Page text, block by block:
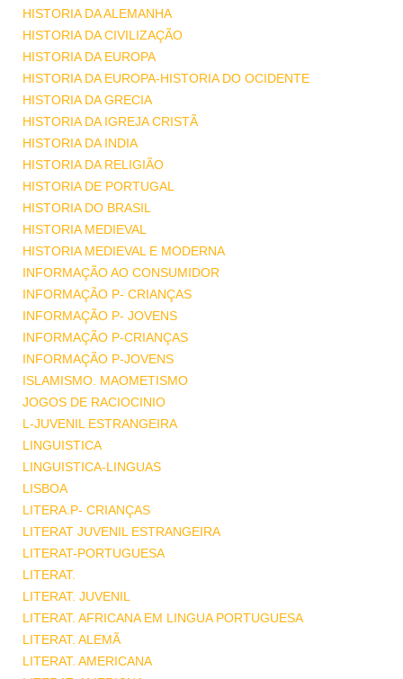
HISTORIA DA ALEMANHA
HISTORIA DA CIVILIZAÇÃO
HISTORIA DA EUROPA
HISTORIA DA EUROPA-HISTORIA DO OCIDENTE
HISTORIA DA GRECIA
HISTORIA DA IGREJA CRISTÃ
HISTORIA DA INDIA
HISTORIA DA RELIGIÃO
HISTORIA DE PORTUGAL
HISTORIA DO BRASIL
HISTORIA MEDIEVAL
HISTORIA MEDIEVAL E MODERNA
INFORMAÇÃO AO CONSUMIDOR
INFORMAÇÃO P- CRIANÇAS
INFORMAÇÃO P- JOVENS
INFORMAÇÃO P-CRIANÇAS
INFORMAÇÃO P-JOVENS
ISLAMISMO. MAOMETISMO
JOGOS DE RACIOCINIO
L-JUVENIL ESTRANGEIRA
LINGUISTICA
LINGUISTICA-LINGUAS
LISBOA
LITERA.P- CRIANÇAS
LITERAT JUVENIL ESTRANGEIRA
LITERAT-PORTUGUESA
LITERAT.
LITERAT. JUVENIL
LITERAT. AFRICANA EM LINGUA PORTUGUESA
LITERAT. ALEMÃ
LITERAT. AMERICANA